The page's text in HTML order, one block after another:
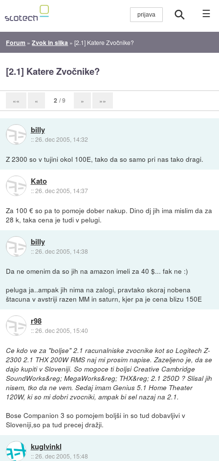
☰
Forum »Zvok in slika »[2.1] Katere Zvočnike?
[2.1] Katere Zvočnike?
«« « 2 / 9 » »»
billy
::26. dec 2005, 14:32
Z 2300 so v tujini okol 100E, tako da so samo pri nas tako dragi.
Kato
::26. dec 2005, 14:37
Za 100 € so pa to pomoje dober nakup. Dino dj jih ima mislim da za
28 k, taka cena je tudi v pelugi.
billy
::26. dec 2005, 14:38
Da ne omenim da so jih na amazon imeli za 40 $... fak ne :)
peluga ja..ampak jih nima na zalogi, pravtako skoraj nobena
štacuna v avstriji razen MM in saturn, kjer pa je cena blizu 150E
r98
::26. dec 2005, 15:40
Ce kdo ve za "boljse" 2.1 racunalniske zvocnike kot so Logitech Z-
2300 2.1 THX 200W RMS naj mi prosim napise. Zazeljeno je, da se
dajo kupiti v Sloveniji. So mogoce ti boljsi Creative Cambridge
SoundWorks&reg; MegaWorks&reg; THX&reg; 2.1 250D ? Slisal jih
nisem, tko da ne vem. Sedaj imam Genius 5.1 Home Theater
120W, ki so mi dobri zvocniki, ampak bi sel nazaj na 2.1.
Bose Companion 3 so pomojem boljši in so tud dobavljivi v
Sloveniji,so pa tud precej dražji.
kuglvinkl
::26. dec 2005, 15:48